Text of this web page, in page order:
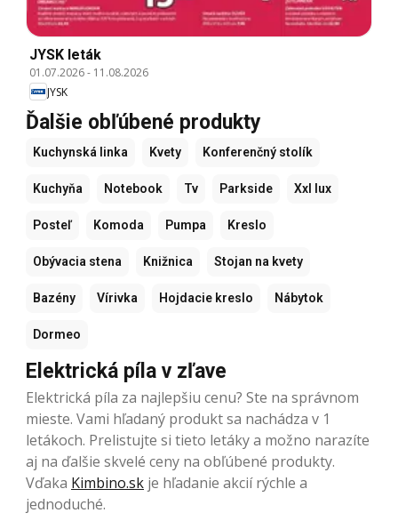
JYSK leták
01.07.2026- 11.08.2026
JYSK
Ďalšie obľúbené produkty
Kuchynská linka Kvety Konferenčný stolík
Kuchyňa Notebook Tv Parkside Xxl lux
Posteľ Komoda Pumpa Kreslo
Obývacia stena Knižnica Stojan na kvety
Bazény Vírivka Hojdacie kreslo Nábytok
Dormeo
Elektrická píla v zľave
Elektrická píla za najlepšiu cenu? Ste na správnom
mieste. Vami hľadaný produkt sa nachádza v 1
letákoch. Prelistujte si tieto letáky a možno narazíte
aj na ďalšie skvelé ceny na obľúbené produkty.
Vďaka Kimbino.sk je hľadanie akcií rýchle a
jednoduché.